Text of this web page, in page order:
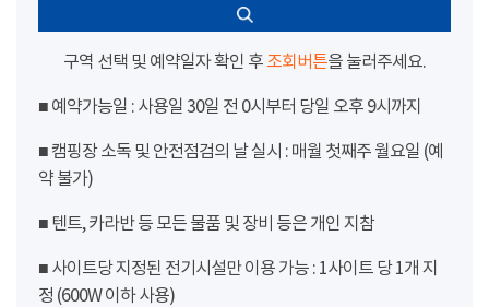
구역 선택 및 예약일자 확인 후 조회버튼을 눌러주세요.
■ 예약가능일 : 사용일 30일 전 0시부터 당일 오후 9시까지
■ 캠핑장 소독 및 안전점검의 날 실시 : 매월 첫째주 월요일 (예
약 불가)
■ 텐트, 카라반 등 모든 물품 및 장비 등은 개인 지참
■ 사이트당 지정된 전기시설만 이용 가능 : 1사이트 당 1개 지
정 (600W 이하 사용)